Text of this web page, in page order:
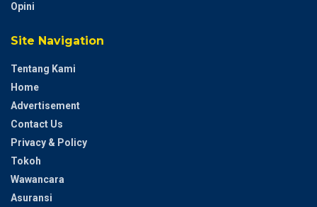
Opini
Site Navigation
Tentang Kami
Home
Advertisement
Contact Us
Privacy & Policy
Tokoh
Wawancara
Asuransi